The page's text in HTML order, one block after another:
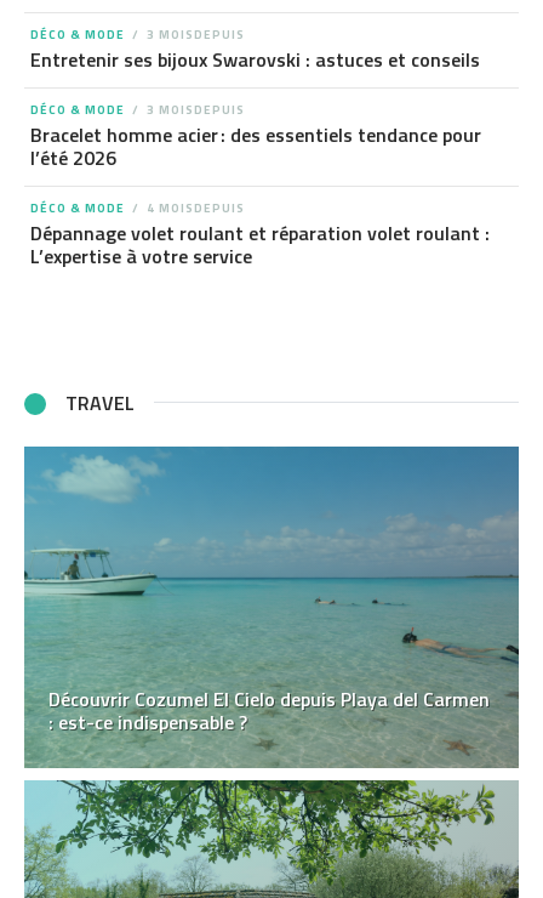
DÉCO & MODE 3 MOISDEPUIS
Entretenir ses bijoux Swarovski : astuces et conseils
DÉCO & MODE 3 MOISDEPUIS
Bracelet homme acier : des essentiels tendance pour
l’été 2026
DÉCO & MODE 4 MOISDEPUIS
Dépannage volet roulant et réparation volet roulant :
L’expertise à votre service
TRAVEL
Découvrir Cozumel El Cielo depuis Playa del Carmen
: est-ce indispensable ?